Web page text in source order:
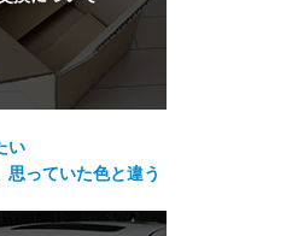
い
思っていた色と違う